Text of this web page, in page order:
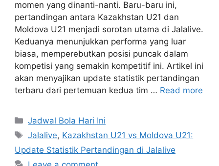
momen yang dinanti-nanti. Baru-baru ini,
pertandingan antara Kazakhstan U21 dan
Moldova U21 menjadi sorotan utama di Jalalive.
Keduanya menunjukkan performa yang luar
biasa, memperebutkan posisi puncak dalam
kompetisi yang semakin kompetitif ini. Artikel ini
akan menyajikan update statistik pertandingan
terbaru dari pertemuan kedua tim … Read more
Categories
Jadwal Bola Hari Ini
Tags
Jalalive, Kazakhstan U21 vs Moldova U21:
Update Statistik Pertandingan di Jalalive